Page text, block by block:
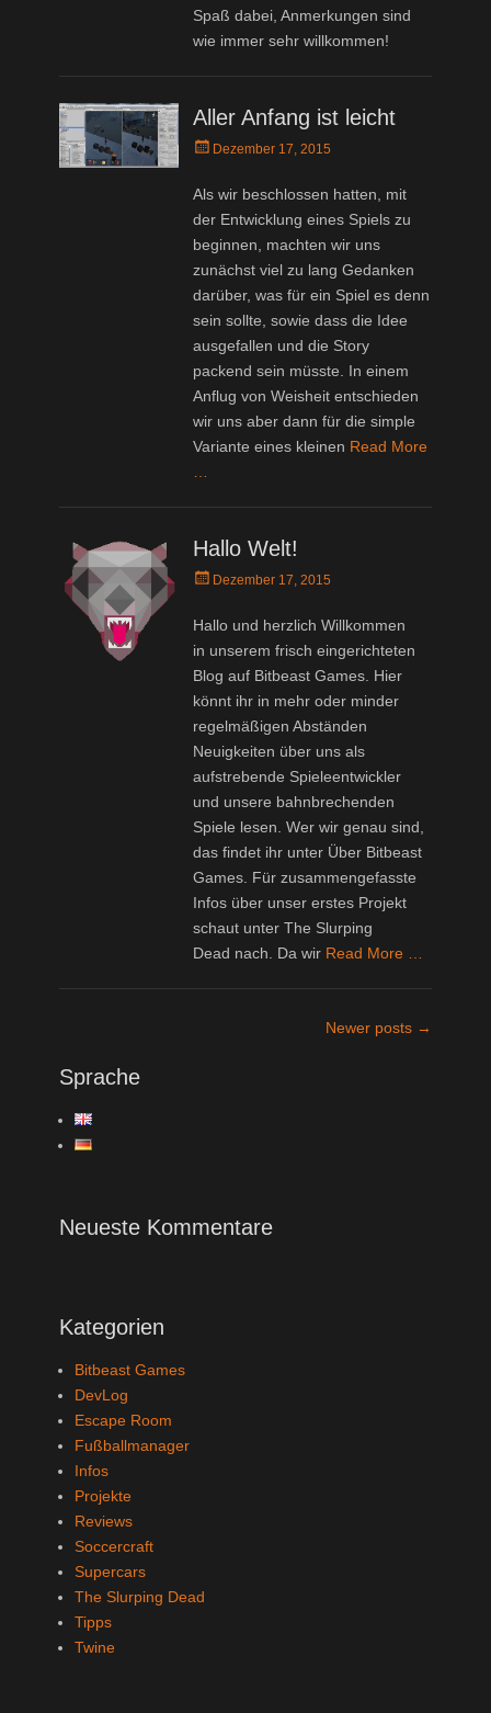
Spaß dabei, Anmerkungen sind
wie immer sehr willkommen!
Aller Anfang ist leicht
PostedDezember 17, 2015
Als wir beschlossen hatten, mit
der Entwicklung eines Spiels zu
beginnen, machten wir uns
zunächst viel zu lang Gedanken
darüber, was für ein Spiel es denn
sein sollte, sowie dass die Idee
ausgefallen und die Story
packend sein müsste. In einem
Anflug von Weisheit entschieden
wir uns aber dann für die simple
Variante eines kleinen Read More
Hallo Welt!
PostedDezember 17, 2015
Hallo und herzlich Willkommen
in unserem frisch eingerichteten
Blog auf Bitbeast Games. Hier
könnt ihr in mehr oder minder
regelmäßigen Abständen
Neuigkeiten über uns als
aufstrebende Spieleentwickler
und unsere bahnbrechenden
Spiele lesen. Wer wir genau sind,
das findet ihr unter Über Bitbeast
Games. Für zusammengefasste
Infos über unser erstes Projekt
schaut unter The Slurping
Dead nach. Da wir Read More …
Newer posts →
Sprache
Neueste Kommentare
Kategorien
Bitbeast Games
DevLog
Escape Room
Fußballmanager
Infos
Projekte
Reviews
Soccercraft
Supercars
The Slurping Dead
Tipps
Twine